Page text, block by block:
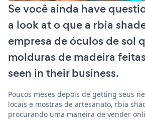
Se você ainda have
a look at o que a rbia
empresa de óculos de sol
molduras de madeira
seen in their business.
Poucos meses depois de getting seus
locais e mostras de artesanato, rbia
procurando uma maneira de vender